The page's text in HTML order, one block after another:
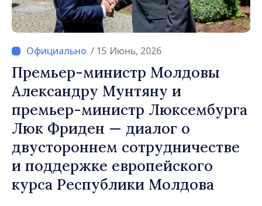
/ 15 Июнь, 2026
Премьер-министр Молдовы
Александру Мунтяну и
премьер-министр Люксембурга
Люк Фриден — диалог о
двустороннем сотрудничестве
и поддержке европейского
курса Республики Молдова